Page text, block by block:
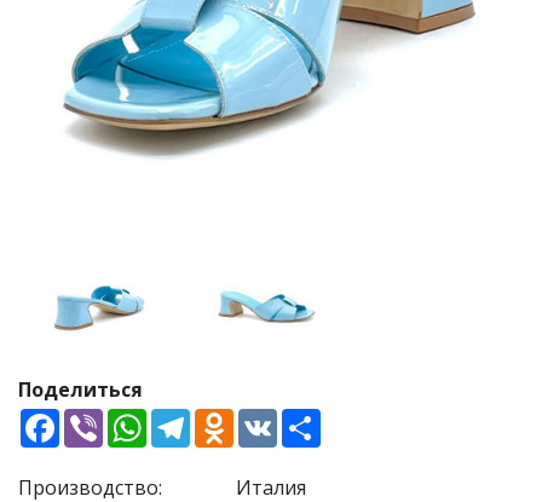
Поделиться
Facebook
ViberWhatsApp
TelegramOdnoklassniki
VK
Производство:
Италия